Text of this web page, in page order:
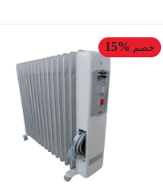
خصم 15%